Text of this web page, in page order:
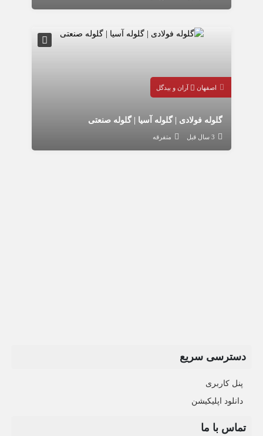
اصفهان آران و بیدگل
گلوله فولادی | گلوله آسیا | گلوله صنعتی
3 سال قبل متفرقه
دسترسی سریع
پنل کاربری
دانلود اپلیکیشن
تماس با ما